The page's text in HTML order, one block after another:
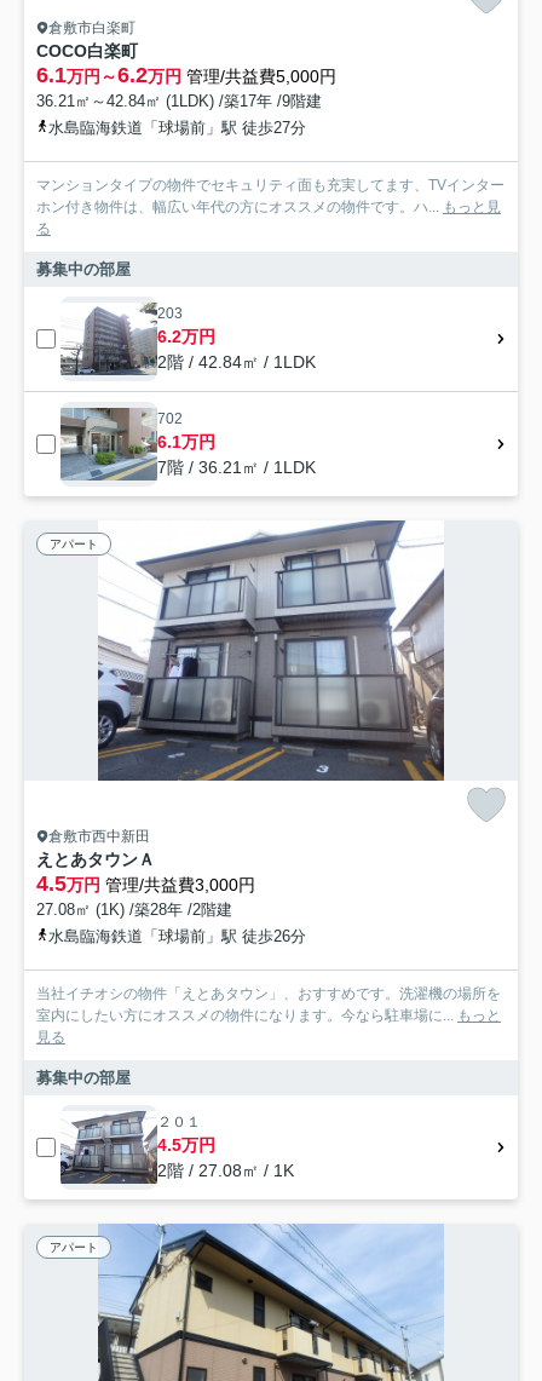
倉敷市白楽町
COCO白楽町
6.1万円～6.2万円 管理/共益費5,000円
36.21㎡～42.84㎡ (1LDK) /築17年 /9階建
水島臨海鉄道「球場前」駅 徒歩27分
マンションタイプの物件でセキュリティ面も充実してます、TVインター
ホン付き物件は、幅広い年代の方にオススメの物件です。ハ... もっと見
る
募集中の部屋
203
6.2万円
2階 / 42.84㎡ / 1LDK
702
6.1万円
7階 / 36.21㎡ / 1LDK
アパート
倉敷市西中新田
えとあタウンＡ
4.5万円 管理/共益費3,000円
27.08㎡ (1K) /築28年 /2階建
水島臨海鉄道「球場前」駅 徒歩26分
当社イチオシの物件「えとあタウン」、おすすめです。洗濯機の場所を
室内にしたい方にオススメの物件になります。今なら駐車場に... もっと
見る
募集中の部屋
２０１
4.5万円
2階 / 27.08㎡ / 1K
アパート